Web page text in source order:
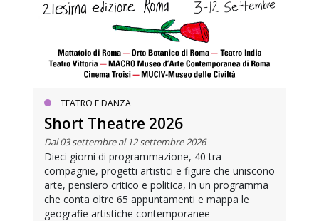
TEATRO E DANZA
Short Theatre 2026
Dal 03 settembre al 12 settembre 2026
Dieci giorni di programmazione, 40 tra
compagnie, progetti artistici e figure che uniscono
arte, pensiero critico e politica, in un programma
che conta oltre 65 appuntamenti e mappa le
geografie artistiche contemporanee